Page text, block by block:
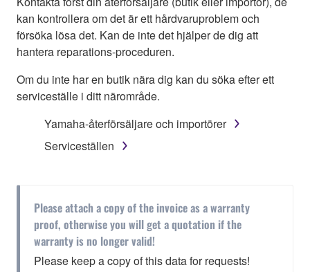
kan kontrollera om det är ett hårdvaruproblem och
försöka lösa det. Kan de inte det hjälper de dig att
hantera reparations-proceduren.
Om du inte har en butik nära dig kan du söka efter ett
serviceställe i ditt närområde.
Yamaha-återförsäljare och importörer
Serviceställen
Please attach a copy of the invoice as a warranty
proof, otherwise you will get a quotation if the
warranty is no longer valid!
Please keep a copy of this data for requests!